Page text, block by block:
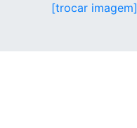
[trocar imagem]